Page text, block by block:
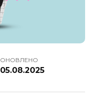
ОНОВЛЕНО
05.08.2025